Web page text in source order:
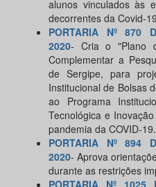
alunos vinculados às
decorrentes da Covid-
PORTARIA Nº 870
2020- Cria o "Plano
Complementar a
de Sergipe, para
Institucional de Bolsas
ao Programa
Tecnológica e
pandemia da COVID-19.
PORTARIA Nº 894
2020- Aprova
durante as restrições